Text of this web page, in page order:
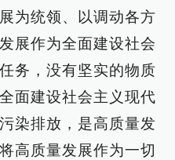
为统领、以调动各方
展作为全面建设社会
务，没有坚实的物质
面建设社会主义现代
染排放，是高质量发
高质量发展作为一切